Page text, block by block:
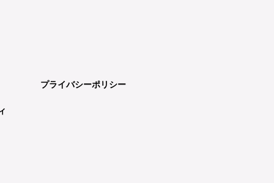
プライバシーポリシー